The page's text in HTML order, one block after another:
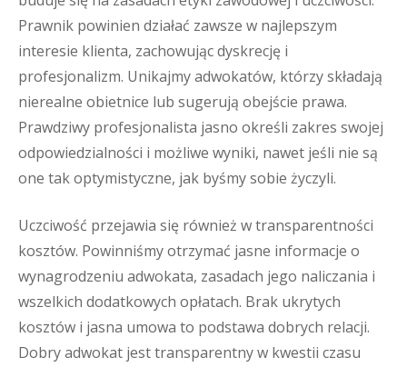
Prawnik powinien działać zawsze w najlepszym
interesie klienta, zachowując dyskrecję i
profesjonalizm. Unikajmy adwokatów, którzy składają
nierealne obietnice lub sugerują obejście prawa.
Prawdziwy profesjonalista jasno określi zakres swojej
odpowiedzialności i możliwe wyniki, nawet jeśli nie są
one tak optymistyczne, jak byśmy sobie życzyli.
Uczciwość przejawia się również w transparentności
kosztów. Powinniśmy otrzymać jasne informacje o
wynagrodzeniu adwokata, zasadach jego naliczania i
wszelkich dodatkowych opłatach. Brak ukrytych
kosztów i jasna umowa to podstawa dobrych relacji.
Dobry adwokat jest transparentny w kwestii czasu